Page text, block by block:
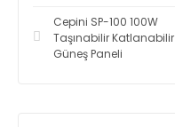
Cepini SP-100 100W
Taşınabilir Katlanabilir
Güneş Paneli